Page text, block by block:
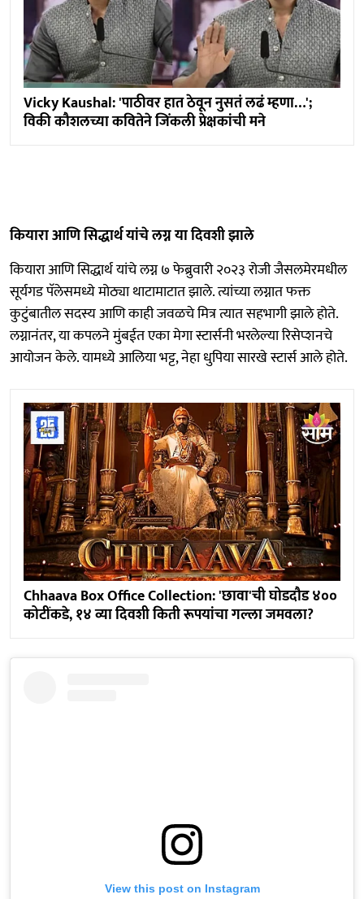
Vicky Kaushal: 'पाठीवर हात ठेवून नुसतं लढं म्हणा…';
विकी कौशलच्या कवितेने जिंकली प्रेक्षकांची मने
कियारा आणि सिद्धार्थ यांचे लग्न या दिवशी झाले
कियारा आणि सिद्धार्थ यांचे लग्न ७ फेब्रुवारी २०२३ रोजी जैसलमेरमधील
सूर्यगड पॅलेसमध्ये मोठ्या थाटामाटात झाले. त्यांच्या लग्नात फक्त
कुटुंबातील सदस्य आणि काही जवळचे मित्र त्यात सहभागी झाले होते.
लग्नानंतर, या कपलने मुंबईत एका मेगा स्टार्सनी भरलेल्या रिसेप्शनचे
आयोजन केले. यामध्ये आलिया भट्ट, नेहा धुपिया सारखे स्टार्स आले होते.
Chhaava Box Office Collection: 'छावा'ची घोडदौड ४००
कोटींकडे, १४ व्या दिवशी किती रूपयांचा गल्ला जमवला?
View this post on Instagram